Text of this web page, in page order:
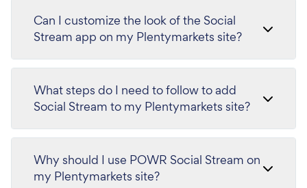
Can I customize the look of the Social
Stream app on my Plentymarkets site?
What steps do I need to follow to add
Social Stream to my Plentymarkets site?
Why should I use POWR Social Stream on
my Plentymarkets site?